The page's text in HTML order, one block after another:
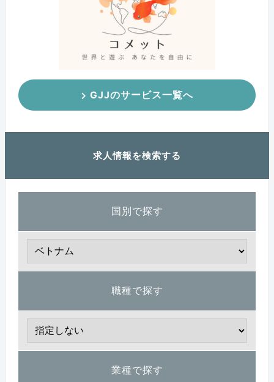
GJJのサービス一覧へ
求人情報を検索する
国別で探す
職種で探す
業種で探す